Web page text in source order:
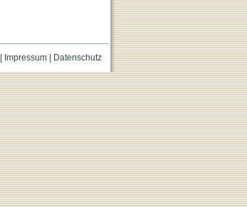
Impressum| Datenschutz